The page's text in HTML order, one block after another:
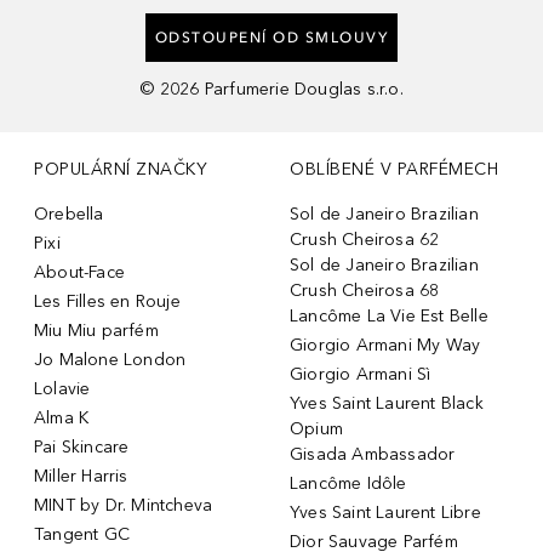
ODSTOUPENÍ OD SMLOUVY
© 2026 Parfumerie Douglas s.r.o.
POPULÁRNÍ ZNAČKY
Orebella
Pixi
About-Face
Les Filles en Rouje
Miu Miu parfém
Jo Malone London
Lolavie
Alma K
Pai Skincare
Miller Harris
MINT by Dr. Mintcheva
Tangent GC
OBLÍBENÉ V PARFÉMECH
Sol de Janeiro Brazilian
Crush Cheirosa 62
Sol de Janeiro Brazilian
Crush Cheirosa 68
Lancôme La Vie Est Belle
Giorgio Armani My Way
Giorgio Armani Sì
Yves Saint Laurent Black
Opium
Gisada Ambassador
Lancôme Idôle
Yves Saint Laurent Libre
Dior Sauvage Parfém